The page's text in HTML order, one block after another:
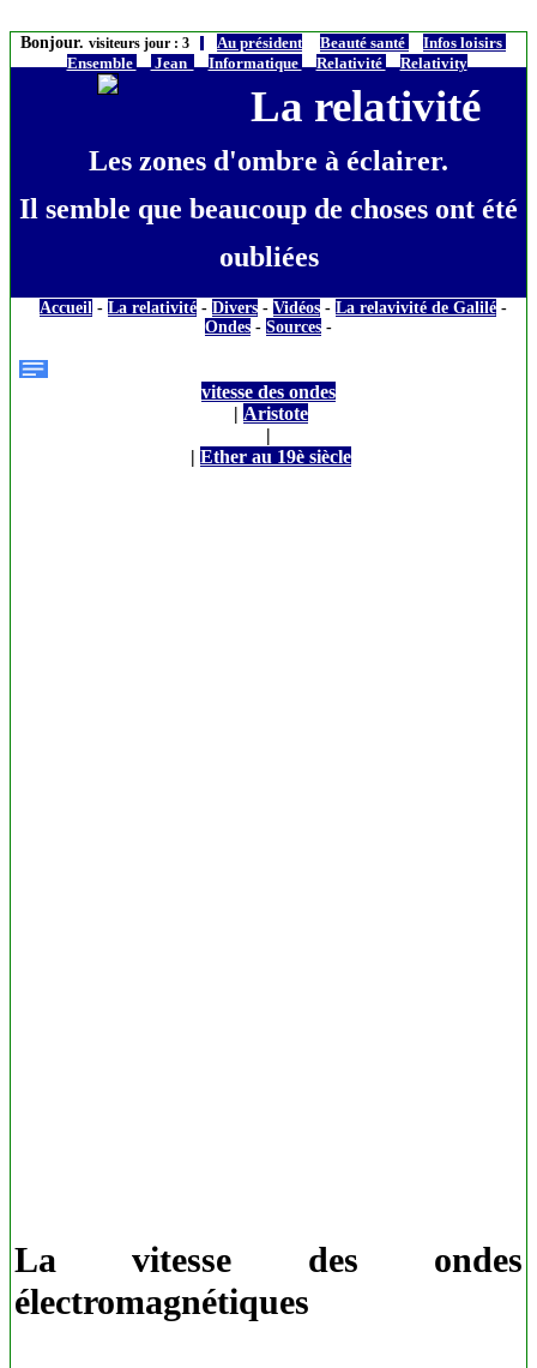
Bonjour. visiteurs jour : 3 Au président Beauté santé
Infos loisirs
Ensemble
Jean Informatique Relativité Relativity
La relativité
Les zones d'ombre à éclairer.
Il semble que beaucoup de choses ont été
oubliées
Accueil - La relativité- Divers- Vidéos- La relavivité de Galilé-
Ondes - Sources -
vitesse des ondes
| Aristote
|
| Ether au 19è siècle
La vitesse des ondes
électromagnétiques